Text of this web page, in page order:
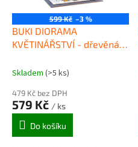
599 Kč –3 %
BUKI DIORAMA
KVĚTINÁŘSTVÍ - dřevěná
osvětlením
Skladem (>5 ks)
479 Kč bez DPH
579 Kč / ks
Do košíku